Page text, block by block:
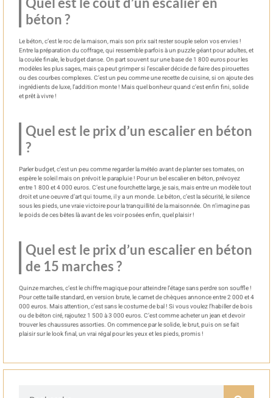
béton ?
Le béton, c’est le roc de la maison, mais son prix sait rester souple selon vos envies !
Entre la préparation du coffrage, qui ressemble parfois à un puzzle géant pour adultes, et
la coulée finale, le budget danse. On part souvent sur une base de 1 800 euros pour les
modèles les plus sages, mais ça peut grimper si l’escalier décide de faire des pirouettes
ou des courbes complexes. C’est un peu comme une recette de cuisine, si on ajoute des
ingrédients de luxe, l’addition monte ! Mais quel bonheur quand c’est enfin fini, solide
et prêt à vivre !
Quel est le prix d’un escalier en béton
?
Parler budget, c’est un peu comme regarder la météo avant de planter ses tomates, on
espère le soleil mais on prévoit le parapluie ! Pour un bel escalier en béton, prévoyez
entre 1 800 et 4 000 euros. C’est une fourchette large, je sais, mais entre un modèle tout
droit et une oeuvre d’art qui tourne, il y a un monde. Le béton, c’est la sécurité, le silence
sous les pieds, une vraie victoire pour la tranquillité de la maisonnée. On n’imagine pas
le poids de ces bêtes là avant de les voir posées enfin, quel plaisir !
Quel est le prix d’un escalier en béton
de 15 marches ?
Quinze marches, c’est le chiffre magique pour atteindre l’étage sans perdre son souffle !
Pour cette taille standard, en version brute, le carnet de chèques annonce entre 2 000 et 4
000 euros. Mais attention, c’est sans le costume de bal ! Si vous voulez l’habiller de bois
ou de béton ciré, rajoutez 1 500 à 3 000 euros. C’est comme acheter un jean et devoir
trouver les chaussures assorties. On commence par le solide, le brut, puis on se fait
plaisir sur le look final, un vrai régal pour les yeux et les pieds, promis !